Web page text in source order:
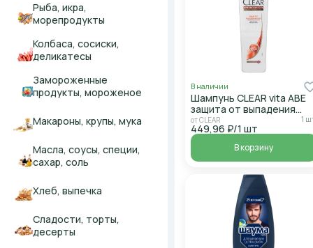
Рыба, икра,
морепродукты
Колбаса, сосиски,
деликатесы
Замороженные
продукты, мороженое
Макароны, крупы, мука
Масла, соусы, специи,
сахар, соль
Хлеб, выпечка
Сладости, торты,
десерты
В наличии
Шампунь CLEAR vita ABE
защита от выпадения
волос против перхоти
400мл
от CLEAR 1
449,96 ₽/1 шт
В корзину